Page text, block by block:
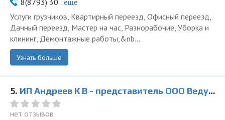
8(8793) 30...ещё
Услуги грузчиков, Квартирный переезд, Офисный переезд,
Дачный переезд, Мастер на час, Разнорабочие, Уборка и
клининг, Демонтажные работы,&nb...
Узнать больше
5. ИП Андреев К В - представитель ООО Ведущая Утилизирующая Компания
нет отзывов